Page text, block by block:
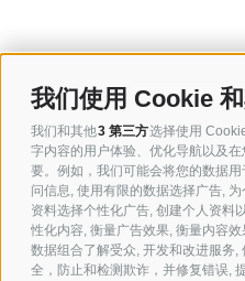
我们使用 Cookie
我们和其他3 第三方选择使用
字内容的用户体验、优化导航以及
要。例如，我们可能会将您的数据
问信息, 使用有限的数据选择广告,
资料选择个性化广告, 创建个人资料
性化内容, 衡量广告效果, 衡量内容
数据组合了解受众, 开发和改进服务
全，防止和检测欺诈，并修复错误,
下载
PER